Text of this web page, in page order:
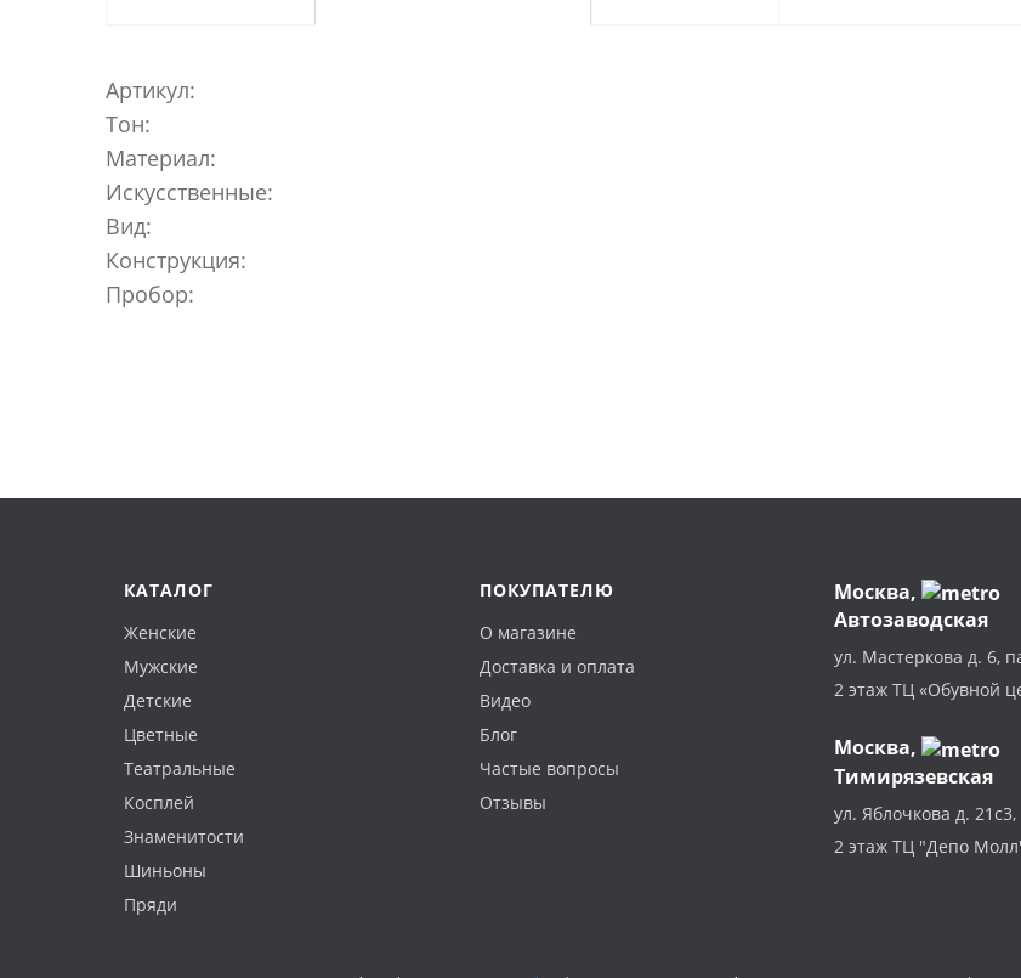
Артикул:
Тон:
Материал:
Искусственные:
Вид:
Конструкция:
Пробор:
КАТАЛОГ
Женские
Мужские
Детские
Цветные
Театральные
Косплей
Знаменитости
Шиньоны
Пряди
ПОКУПАТЕЛЮ
О магазине
Доставка и оплата
Видео
Блог
Частые вопросы
Отзывы
Москва,
Автозаводская
ул. Мастеркова д. 6,
2 этаж ТЦ «Обувной
Москва,
Тимирязевская
ул. Яблочкова д.
2 этаж ТЦ "Депо